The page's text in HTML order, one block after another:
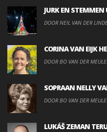
JURK EN STEMMEN
DOOR NEIL VAN DER
CORINA VAN EIJK
DOOR BO VAN DER
SOPRAAN NELLY
DOOR BO VAN DER
LUKÁŠ ZEMAN